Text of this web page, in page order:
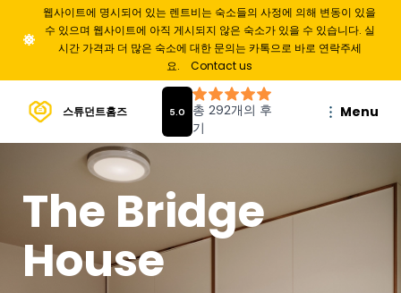
웹사이트에 명시되어 있는 렌트비는 숙소들의 사정에 의해 변동이 있을
수 있으며 웹사이트에 아직 게시되지 않은 숙소가 있을 수 있습니다. 실
시간 가격과 더 많은 숙소에 대한 문의는 카톡으로 바로 연락주세
요.
Contact us
스튜던트홈즈 Menu
The Bridge
House